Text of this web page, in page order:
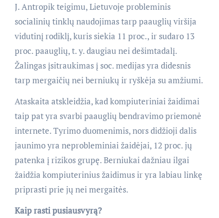
J. Antropik teigimu, Lietuvoje probleminis
socialinių tinklų naudojimas tarp paauglių viršija
vidutinį rodiklį, kuris siekia 11 proc., ir sudaro 13
proc. paauglių, t. y. daugiau nei dešimtadalį.
Žalingas įsitraukimas į soc. medijas yra didesnis
tarp mergaičių nei berniukų ir ryškėja su amžiumi.
Ataskaita atskleidžia, kad kompiuteriniai žaidimai
taip pat yra svarbi paauglių bendravimo priemonė
internete. Tyrimo duomenimis, nors didžioji dalis
jaunimo yra neprobleminiai žaidėjai, 12 proc. jų
patenka į rizikos grupę. Berniukai dažniau ilgai
žaidžia kompiuterinius žaidimus ir yra labiau linkę
priprasti prie jų nei mergaitės.
Kaip rasti pusiausvyrą?